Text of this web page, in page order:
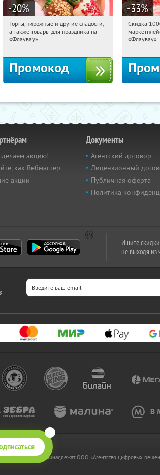
-20%
08:57:44 Получили:
Россия
Торты, пирожные и другие сладости,
а также товары для праздника на
«Флаувау»
Промокод
-33%
Россия
Скидка
«Флаувау»
акцию!
как Вебмастер
акции
Документы
Агентский договор
Лицензионный
Публичная оферта
Политика
Ищите
не выходя из
www.kupikupon.ru принадлежат OOO «Агентство цифровых